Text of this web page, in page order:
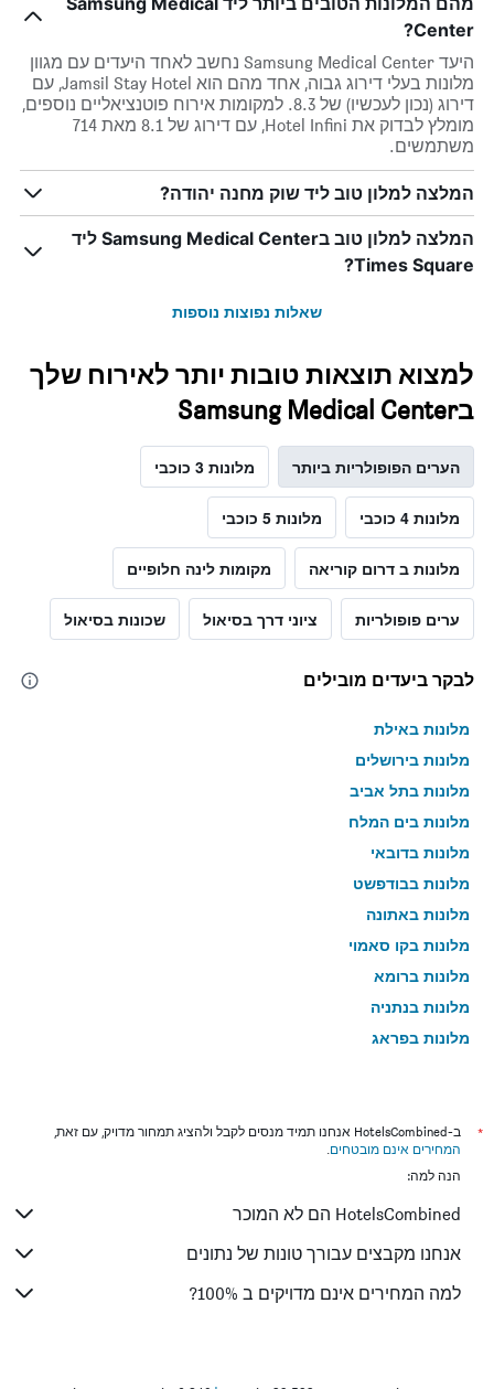
Center?
היעד Samsung Medical Center נחשב לאחד היעדים עם מגוון
מלונות בעלי דירוג גבוה, אחד מהם הוא Jamsil Stay Hotel, עם
דירוג (נכון לעכשיו) של 8.3. למקומות אירוח פוטנציאליים נוספים,
מומלץ לבדוק את Hotel Infini, עם דירוג של 8.1 מאת 714
משתמשים.
המלצה למלון טוב ליד שוק מחנה יהודה?
המלצה למלון טוב בSamsung Medical Center ליד
Times Square?
שאלות נפוצות נוספות
למצוא תוצאות טובות יותר לאירוח שלך
בSamsung Medical Center
הערים הפופולריות ביותר מלונות 3 כוכבי
מלונות 4 כוכבי מלונות 5 כוכבי
מלונות ב דרום קוריאה מקומות לינה חלופיים
ערים פופולריות ציוני דרך בסיאול שכונות בסיאול
לבקר ביעדים מובילים
מלונות באילת
מלונות בירושלים
מלונות בתל אביב
מלונות בים המלח
מלונות בדובאי
מלונות בבודפשט
מלונות באתונה
מלונות בקו סאמוי
מלונות ברומא
מלונות בנתניה
מלונות בפראג
מלונות בניו יורק
מלונות בבנגקוק
מלונות בבוקרשט
מלונות בפאפוס
מלונות בלימסול
*
ב-HotelsCombined אנחנו תמיד מנסים לקבל ולהציג תמחור מדויק, עם זאת,
המחירים אינם מובטחים.
הנה למה:
HotelsCombined הם לא המוכר
אנחנו מקבצים עבורך טונות של נתונים
למה המחירים אינם מדויקים ב 100%?